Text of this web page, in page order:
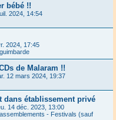
bébé !!
2024, 14:54
2024, 17:45
de Malaram !!
12 mars 2024, 19:37
dans établissement privé
14 déc. 2023, 13:00
- Festivals (sauf